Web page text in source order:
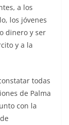
a los
los jóvenes
dinero y ser
y a la
todas
de Palma
con la